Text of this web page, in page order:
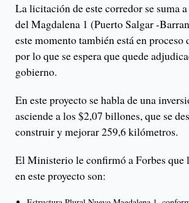
La licitación de este corredor se suma
del Magdalena 1 (Puerto Salgar -
este momento también está en
por lo que se espera que quede
gobierno.
En este proyecto se habla de una
asciende a los $2,07 billones, que se
construir y mejorar 259,6 kilómetros.
El Ministerio le confirmó a Forbes que
en este proyecto son: